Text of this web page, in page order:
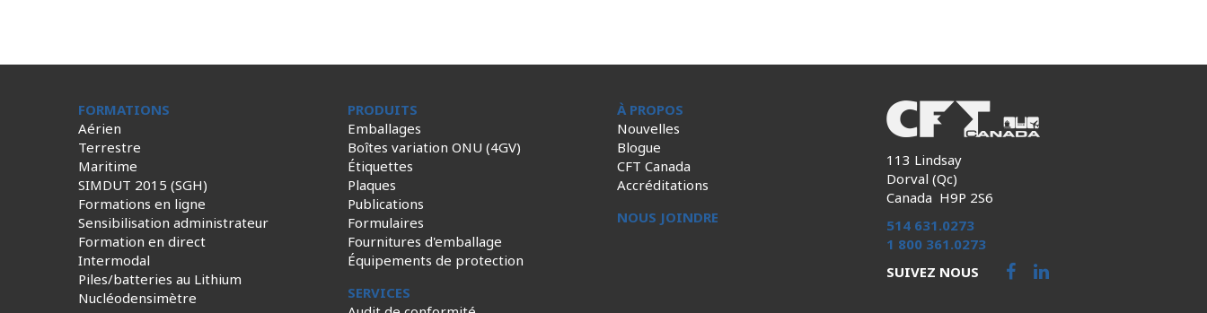
FORMATIONS
Aérien
Terrestre
Maritime
SIMDUT 2015 (SGH)
Formations en ligne
Sensibilisation administrateur
Formation en direct
Intermodal
Piles/batteries au Lithium
Nucléodensimètre
PRODUITS
Emballages
Boîtes variation ONU (4GV)
Étiquettes
Plaques
Publications
Formulaires
Fournitures d'emballage
Équipements de protection
SERVICES
À PROPOS
Nouvelles
Blogue
CFT Canada
Accréditations
NOUS JOINDRE
113 Lindsay
Dorval (Qc)
Canada H9P 2S6
514 631.0273
1 800 361.0273
SUIVEZ NOUS